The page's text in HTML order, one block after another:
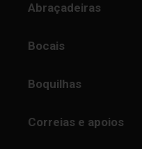
Abraçadeiras
Bocais
Boquilhas
Correias e apoios